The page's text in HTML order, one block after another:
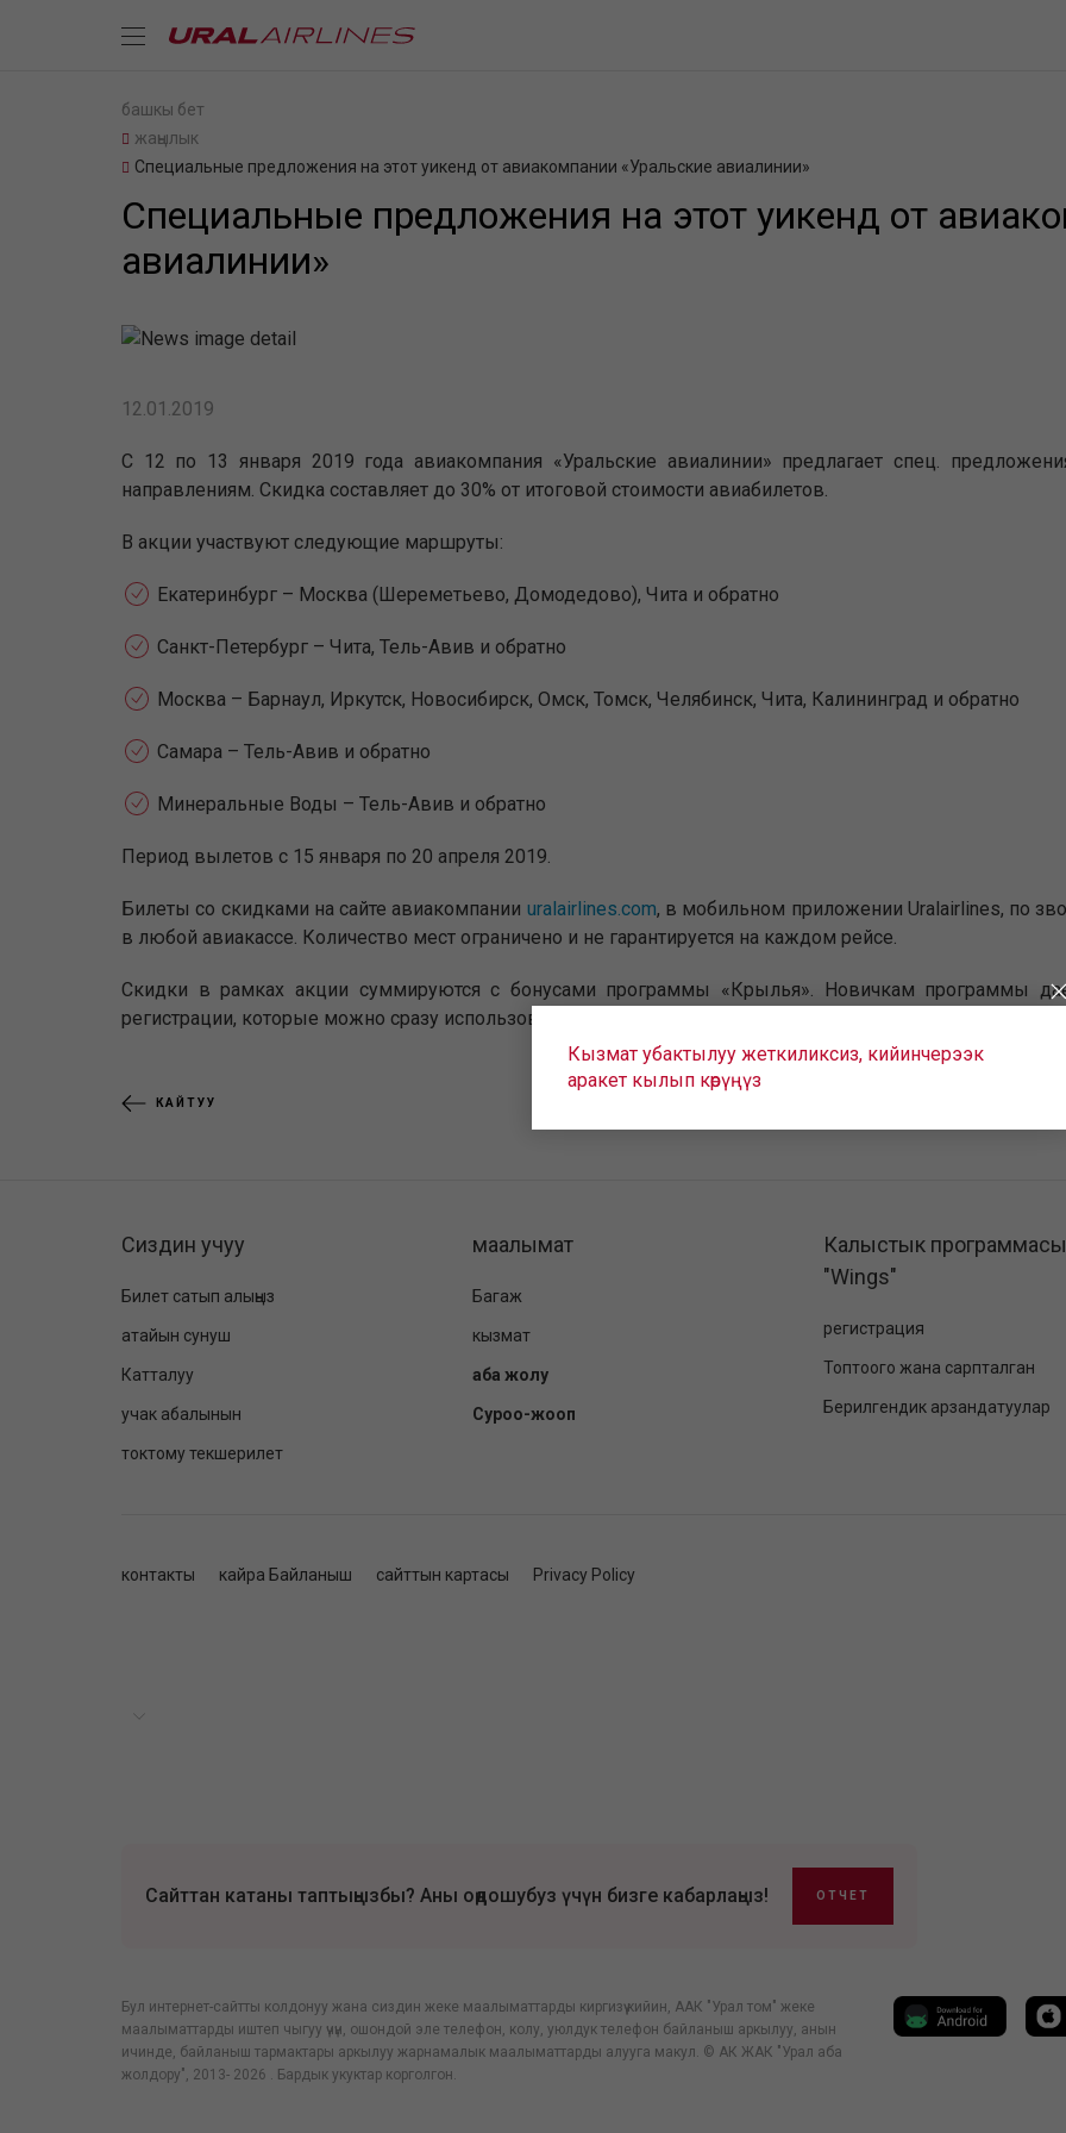
башкы бет
жаңылык
Специальные предложения на этот уикенд от авиакомпании «Уральские авиалинии»
Специальные предложения на этот уикенд от
авиалинии»
12.01.2019
С 12 по 13 января 2019 года авиакомпания «Уральские авиалинии» предлагает спец.
направлениям. Скидка составляет до 30% от итоговой стоимости авиабилетов.
В акции участвуют следующие маршруты:
Екатеринбург – Москва (Шереметьево, Домодедово), Чита и обратно
Санкт-Петербург – Чита, Тель-Авив и обратно
Москва – Барнаул, Иркутск, Новосибирск, Омск, Томск, Челябинск, Чита, Калининград и обратно
Самара – Тель-Авив и обратно
Минеральные Воды – Тель-Авив и обратно
Период вылетов с 15 января по 20 апреля 2019.
Билеты со скидками на сайте авиакомпании uralairlines.com, в мобильном приложении Uralairlines, по
в любой авиакассе. Количество мест ограничено и не гарантируется на каждом рейсе.
Скидки в рамках акции суммируются с бонусами программы «Крылья». Новичкам программы
регистрации, которые можно сразу использовать как скидку, не имея на счету совершенных полетов.
КАЙТУУ
Кызмат убактылуу жеткиликсиз, кийинчерээк
аракет кылып көрүңүз
Сиздин учуу
Билет сатып алыңыз
атайын сунуш
Катталуу
учак абалынын
токтому текшерилет
маалымат
Багаж
кызмат
аба жолу
Суроо-жооп
Калыстык программасы
"Wings"
регистрация
Топтоого жана сарпталган
Берилгендик арзандатуулар
контакты кайра Байланыш сайттын картасы Privacy Policy
Сайттан катаны таптыңызбы? Аны оңдошубуз үчүн бизге кабарлаңыз! ОТЧЕТ
Бул интернет-сайтты колдонуу жана сиздин жеке маалыматтарды киргизүү кийин, ААК "Урал том" жеке
маалыматтарды иштеп чыгуу үчүн, ошондой эле телефон, колу, уюлдук телефон байланыш аркылуу, анын
ичинде, байланыш тармактары аркылуу жарнамалык маалыматтарды алууга макул. © АК ЖАК "Урал аба
жолдору", 2013- 2026 . Бардык укуктар корголгон.